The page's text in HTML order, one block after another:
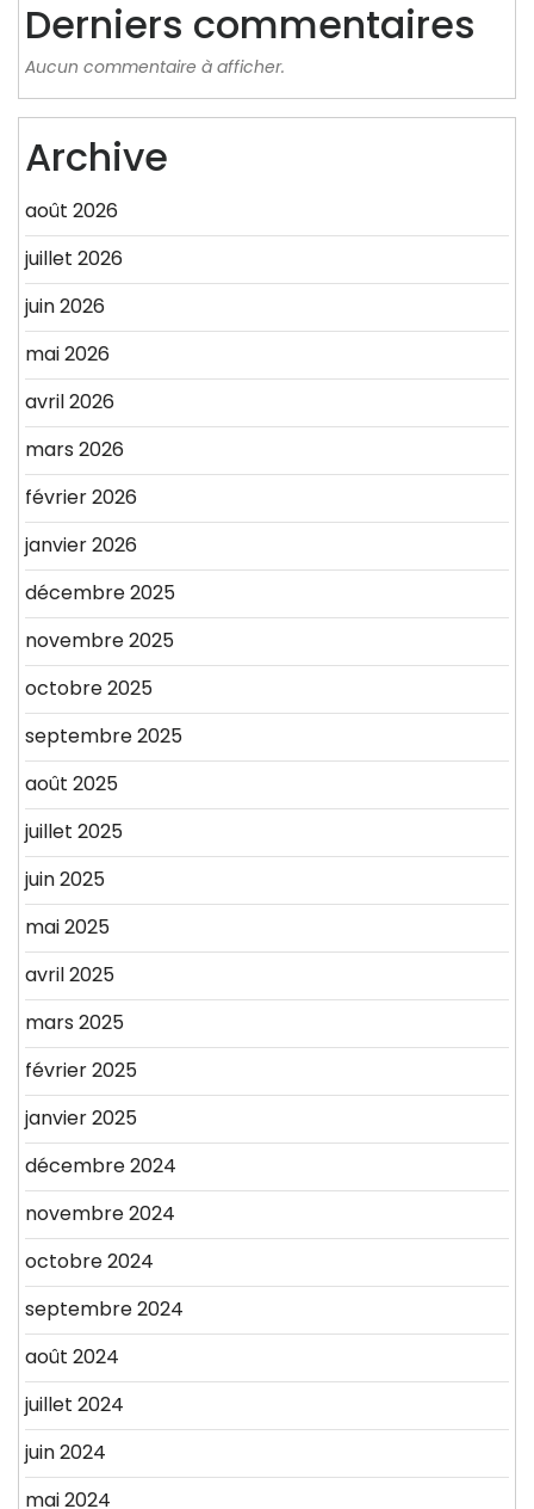
Derniers commentaires
Aucun commentaire à afficher.
Archive
août 2026
juillet 2026
juin 2026
mai 2026
avril 2026
mars 2026
février 2026
janvier 2026
décembre 2025
novembre 2025
octobre 2025
septembre 2025
août 2025
juillet 2025
juin 2025
mai 2025
avril 2025
mars 2025
février 2025
janvier 2025
décembre 2024
novembre 2024
octobre 2024
septembre 2024
août 2024
juillet 2024
juin 2024
mai 2024